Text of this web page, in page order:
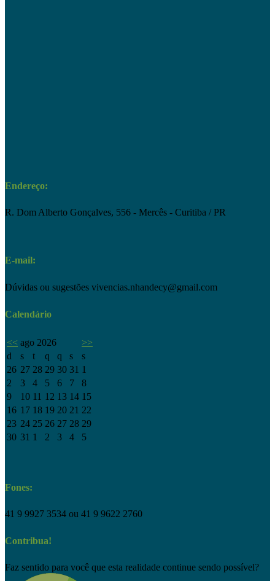
Endereço:
R. Dom Alberto Gonçalves, 556 - Mercês - Curitiba / PR
E-mail:
Dúvidas ou sugestões vivencias.nhandecy@gmail.com
Calendário
<< ago 2026
>>
d
s t q q s
s
26 27 28 29 30 31 1
2
3 4 5 6 7
8
9
10 11 12 13 14 15
16 17 18 19 20 21 22
23 24 25 26 27 28 29
30 31 1 2 3 4 5
Fones:
41 9 9927 3534 ou 41 9 9622 2760
Contribua!
Faz sentido para você que esta realidade continue sendo possível?